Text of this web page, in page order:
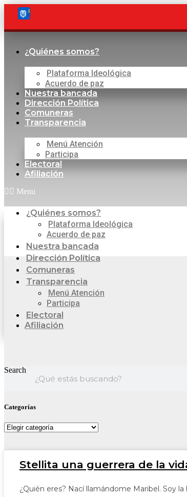
Saltar
¿Quiénes somos?
Plataforma Ideológica
Acuerdo de paz
Nuestra bancada
Dirección Política
Comuneras
Transparencia
Menú Atención
Participa
Electoral
Afiliación
Menu
¿Quiénes somos?
Plataforma Ideológica
Acuerdo de paz
Nuestra bancada
Dirección Política
Comuneras
Transparencia
Menú Atención
Participa
Electoral
Afiliación
Search
Categorías
Categorías
Stellita una guerrera de la
¿Quién eres? Nací llamándome Maribel. Soy